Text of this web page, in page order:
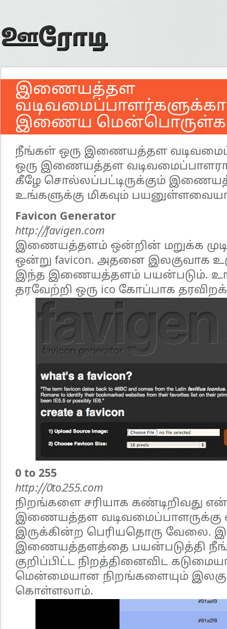
இணையத்தள
இணைய
நீங்கள் ஒரு இணையத்தள
ஒரு இணையத்தள
கீழே சொல்லப்பட்டிருக்கும்
உங்களுக்கு மிகவும்
Favicon Generator
http://favigen.com
இணையத்தளம் ஒன்றின் மறுக்க
ஒன்று favicon. அதனை இலகுவாக
இந்த இணையத்தளம் பயன்படும்.
தரவேற்றி ஒரு ico கோப்பாக
0 to 255
http://0to255.com
நிறங்களை சரியாக கண்டிறிவது
இணையத்தள வடிவமைப்பாளருக்கு
இருக்கின்ற பெரியதொரு வேலை.
இணையத்தளத்தை பயன்படுத்தி
குறிப்பிட்ட நிறத்தினைவிட
மென்மையான நிறங்களையும்
கொள்ளலாம்.